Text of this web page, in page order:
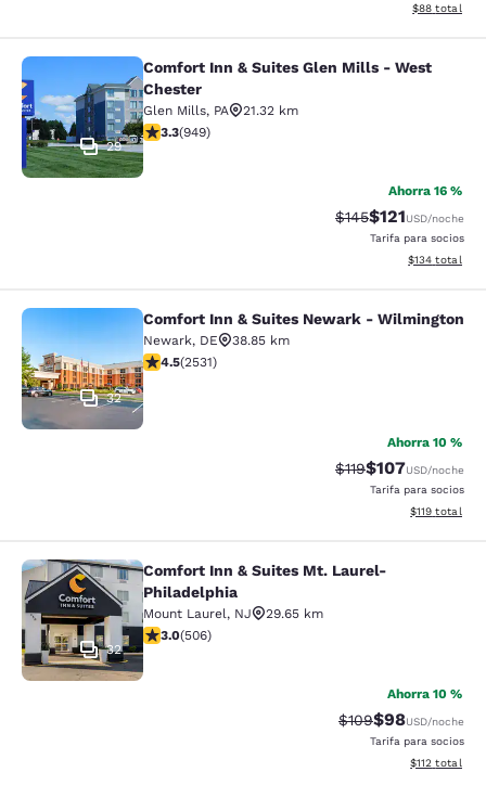
Ver detalles
$88 total
Comfort Inn & Suites Glen Mills -
29
Comfort Inn & Suites Glen Mills - West
Chester
Glen Mills, PA
21.32 km
calificación de 3.29 estrellas. Bueno. 949 reseñas
3.3(949)
Ahorra 16 %
Precio tachado:
$145Precio con
$121USD/noche
Tarifa para socios
Ver detalles
$134 total
Comfort Inn & Suites Newark -
32
Comfort Inn & Suites Newark - Wilmington
Newark, DE
38.85 km
calificación de 4.49 estrellas. Excelente. 2531 reseñas
4.5(2531)
Ahorra 10 %
Precio tachado:
$119Precio con
$107USD/noche
Tarifa para socios
Ver detalles
$119 total
Comfort Inn & Suites Mt. Laurel-
32
Comfort Inn & Suites Mt. Laurel-
Philadelphia
Mount Laurel, NJ
29.65 km
calificación de 3.01 estrellas. Feria. 506 reseñas
3.0(506)
Ahorra 10 %
Precio tachado:
$109Precio con
$98USD/noche
Tarifa para socios
Ver detalles
$112 total